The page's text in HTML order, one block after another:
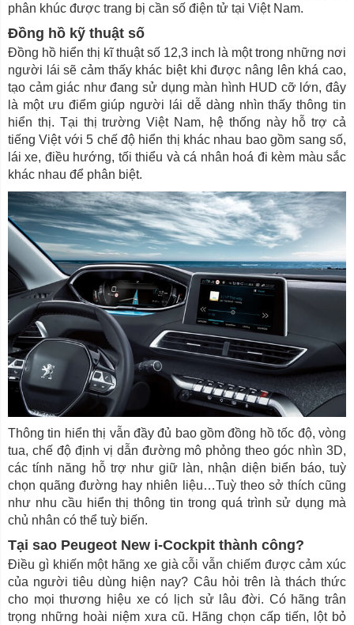
phân khúc được trang bị cần số điện tử tại Việt Nam.
Đồng hồ kỹ thuật số
Đồng hồ hiển thị kĩ thuật số 12,3 inch là một trong những nơi
người lái sẽ cảm thấy khác biệt khi được nâng lên khá cao,
tạo cảm giác như đang sử dụng màn hình HUD cỡ lớn, đây
là một ưu điểm giúp người lái dễ dàng nhìn thấy thông tin
hiển thị. Tại thị trường Việt Nam, hệ thống này hỗ trợ cả
tiếng Việt với 5 chế độ hiển thị khác nhau bao gồm sang số,
lái xe, điều hướng, tối thiểu và cá nhân hoá đi kèm màu sắc
khác nhau để phân biệt.
Thông tin hiển thị vẫn đầy đủ bao gồm đồng hồ tốc độ, vòng
tua, chế độ định vị dẫn đường mô phỏng theo góc nhìn 3D,
các tính năng hỗ trợ như giữ làn, nhận diện biển báo, tuỳ
chọn quãng đường hay nhiên liệu…Tuỳ theo sở thích cũng
như nhu cầu hiển thị thông tin trong quá trình sử dụng mà
chủ nhân có thể tuỳ biến.
Tại sao Peugeot New i-Cockpit thành công?
Điều gì khiến một hãng xe già cỗi vẫn chiếm được cảm xúc
của người tiêu dùng hiện nay? Câu hỏi trên là thách thức
cho mọi thương hiệu xe có lịch sử lâu đời. Có hãng trân
trọng những hoài niệm xưa cũ. Hãng chọn cấp tiến, lột bỏ